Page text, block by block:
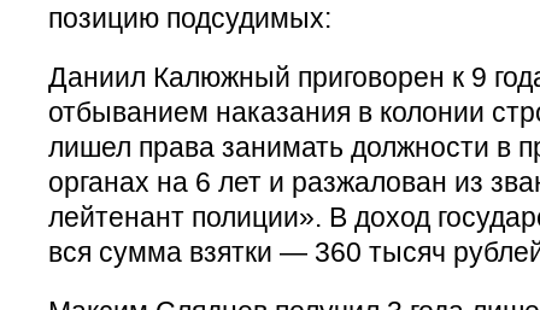
позицию подсудимых:
Даниил Калюжный приговорен к 9
отбыванием наказания в колонии
лишел права занимать должности в
органах на 6 лет и разжалован из
лейтенант полиции». В доход
вся сумма взятки — 360 тысяч